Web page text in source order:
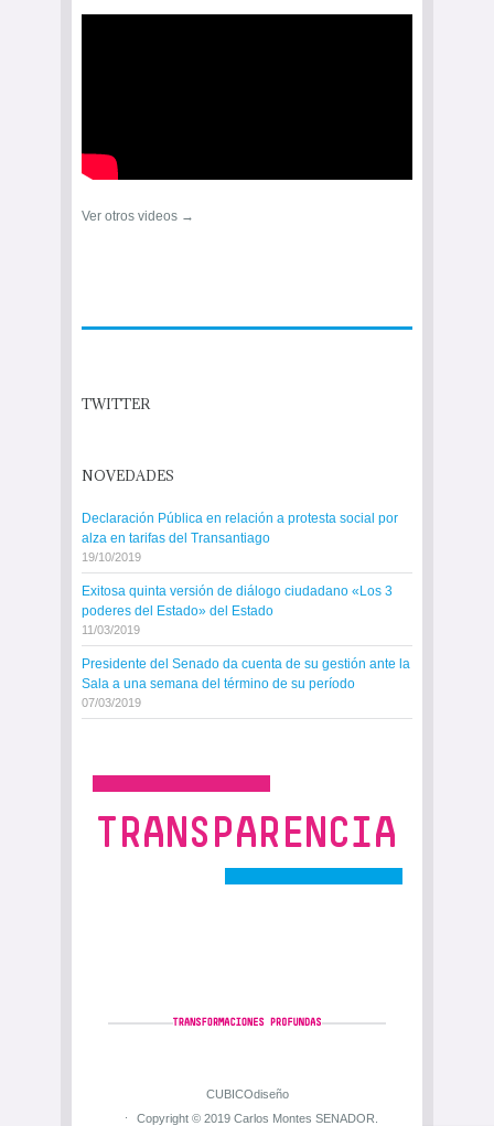
Ver otros videos →
TWITTER
NOVEDADES
Declaración Pública en relación a protesta social por
alza en tarifas del Transantiago
19/10/2019
Exitosa quinta versión de diálogo ciudadano «Los 3
poderes del Estado» del Estado
11/03/2019
Presidente del Senado da cuenta de su gestión ante la
Sala a una semana del término de su período
07/03/2019
CUBICOdiseño
Copyright © 2019 Carlos Montes SENADOR.